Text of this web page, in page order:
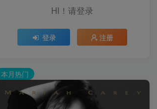
HI！请登录
登录 注册
本月热门